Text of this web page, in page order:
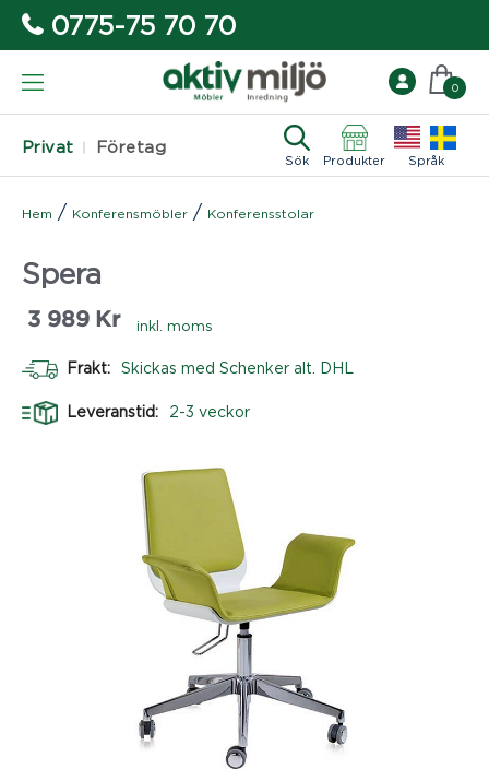
0775-75 70 70
Privat Företag
Sök Produkter Språk
0
Hem / Konferensmöbler / Konferensstolar
Spera
3 989 Kr inkl. moms
Frakt: Skickas med Schenker alt. DHL
Leveranstid: 2-3 veckor